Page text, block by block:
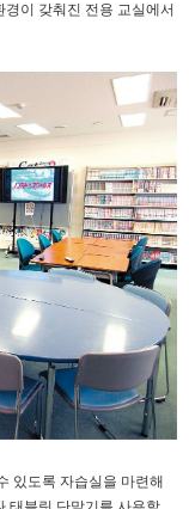
이 갖춰진 전용 교실에서
있도록 자습실을 마련해